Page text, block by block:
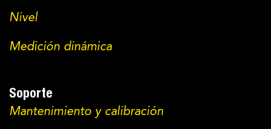
Nivel
Medición dinámica
Soporte
Mantenimiento y calibración